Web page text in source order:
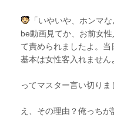
「いやいや、ホンマ
be動画見てか、お前女
て責められましたよ。
基本は女性客入れません
ってマスター言い切り
え、その理由？俺っち